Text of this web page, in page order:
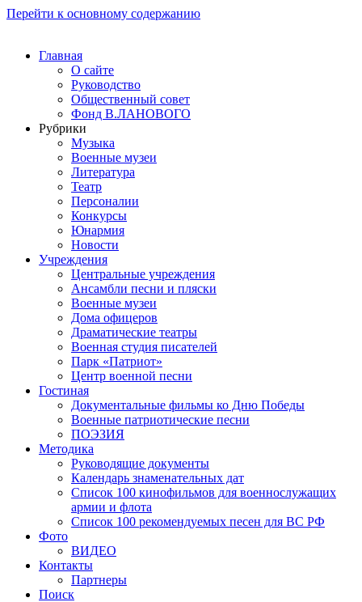
Перейти к основному содержанию
Главная
О сайте
Руководство
Общественный совет
Фонд В.ЛАНОВОГО
Рубрики
Музыка
Военные музеи
Литература
Театр
Персоналии
Конкурсы
Юнармия
Новости
Учреждения
Центральные учреждения
Ансамбли песни и пляски
Военные музеи
Дома офицеров
Драматические театры
Военная студия писателей
Парк «Патриот»
Центр военной песни
Гостиная
Документальные фильмы ко Дню Победы
Военные патриотические песни
ПОЭЗИЯ
Методика
Руководящие документы
Календарь знаменательных дат
Список 100 кинофильмов для военнослужащих
армии и флота
Список 100 рекомендуемых песен для ВС РФ
Фото
ВИДЕО
Контакты
Партнеры
Поиск